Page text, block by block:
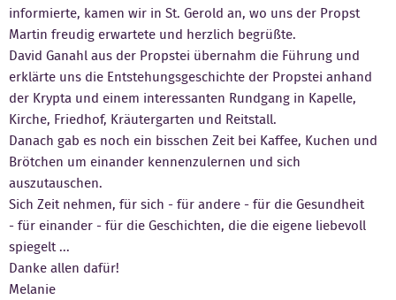
Mitglied werden
informierte, kamen wir in St. Gerold an, wo uns der Propst
Martin freudig erwartete und herzlich begrüßte.
David Ganahl aus der Propstei übernahm die Führung und
erklärte uns die Entstehungsgeschichte der Propstei anhand
der Krypta und einem interessanten Rundgang in Kapelle,
Kirche, Friedhof, Kräutergarten und Reitstall.
Danach gab es noch ein bisschen Zeit bei Kaffee, Kuchen und
Brötchen um einander kennenzulernen und sich
auszutauschen.
Sich Zeit nehmen, für sich - für andere - für die Gesundheit
- für einander - für die Geschichten, die die eigene liebevoll
spiegelt ...
Danke allen dafür!
Melanie